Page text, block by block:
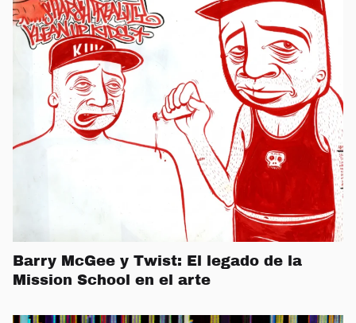
Barry McGee y Twist: El legado de la
Mission School en el arte